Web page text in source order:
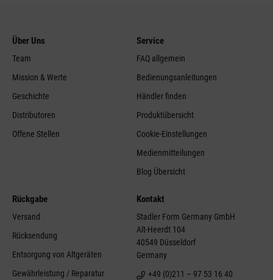
Über Uns
Team
Mission & Werte
Geschichte
Distributoren
Offene Stellen
Service
FAQ allgemein
Bedienungsanleitungen
Händler finden
Produktübersicht
Cookie-Einstellungen
Medienmitteilungen
Blog Übersicht
Rückgabe
Versand
Rücksendung
Entsorgung von Altgeräten
Gewährleistung / Reparatur
Kontakt
Stadler Form Germany GmbH
Alt-Heerdt 104
40549 Düsseldorf
Germany
+49 (0)211 – 97 53 16 40